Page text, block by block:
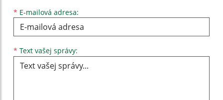
* E-mailová adresa:
* Text vašej správy: